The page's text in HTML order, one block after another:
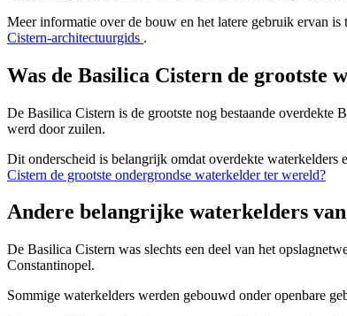
Meer informatie over de bouw en het latere gebruik ervan is
Cistern-architectuurgids .
Was de Basilica Cistern de grootste
De Basilica Cistern is de grootste nog bestaande overdekte
werd door zuilen.
Dit onderscheid is belangrijk omdat overdekte waterkelders
Cistern de grootste ondergrondse waterkelder ter wereld?
Andere belangrijke waterkelders
De Basilica Cistern was slechts een deel van het
Constantinopel.
Sommige waterkelders werden gebouwd onder openbare